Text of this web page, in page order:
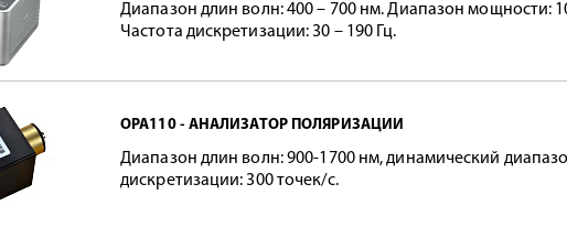
Диапазон длин волн: 400 – 700 нм. Диапазон мощности:
Частота дискретизации: 30 – 190 Гц.
OPA110 - АНАЛИЗАТОР ПОЛЯРИЗАЦИИ
Диапазон длин волн: 900-1700 нм, динамический
дискретизации: 300 точек/с.